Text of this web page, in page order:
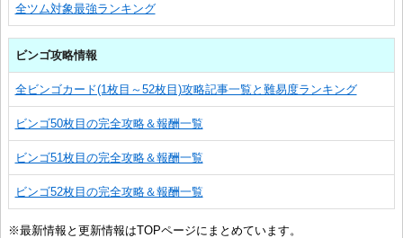
全ツム対象最強ランキング
ビンゴ攻略情報
全ビンゴカード(1枚目～52枚目)攻略記事一覧と難易度ランキング
ビンゴ50枚目の完全攻略＆報酬一覧
ビンゴ51枚目の完全攻略＆報酬一覧
ビンゴ52枚目の完全攻略＆報酬一覧
※最新情報と更新情報はTOPページにまとめています。